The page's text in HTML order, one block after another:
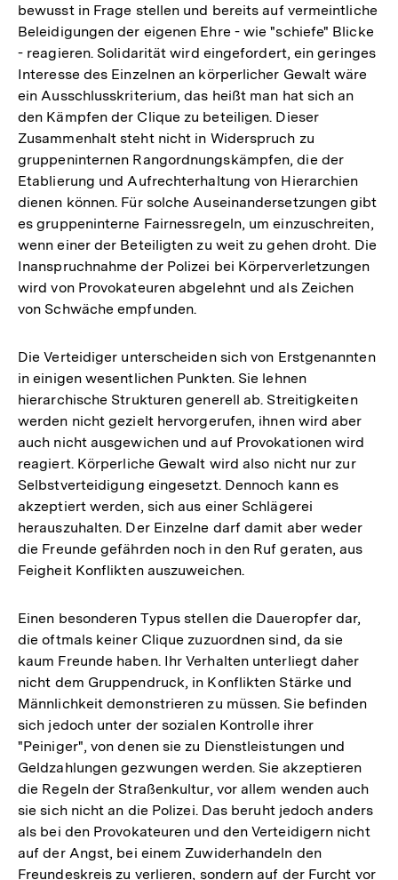
bewusst in Frage stellen und bereits auf vermeintliche
Beleidigungen der eigenen Ehre - wie "schiefe" Blicke
- reagieren. Solidarität wird eingefordert, ein geringes
Interesse des Einzelnen an körperlicher Gewalt wäre
ein Ausschlusskriterium, das heißt man hat sich an
den Kämpfen der Clique zu beteiligen. Dieser
Zusammenhalt steht nicht in Widerspruch zu
gruppeninternen Rangordnungskämpfen, die der
Etablierung und Aufrechterhaltung von Hierarchien
dienen können. Für solche Auseinandersetzungen gibt
es gruppeninterne Fairnessregeln, um einzuschreiten,
wenn einer der Beteiligten zu weit zu gehen droht. Die
Inanspruchnahme der Polizei bei Körperverletzungen
wird von Provokateuren abgelehnt und als Zeichen
von Schwäche empfunden.
Die Verteidiger unterscheiden sich von Erstgenannten
in einigen wesentlichen Punkten. Sie lehnen
hierarchische Strukturen generell ab. Streitigkeiten
werden nicht gezielt hervorgerufen, ihnen wird aber
auch nicht ausgewichen und auf Provokationen wird
reagiert. Körperliche Gewalt wird also nicht nur zur
Selbstverteidigung eingesetzt. Dennoch kann es
akzeptiert werden, sich aus einer Schlägerei
herauszuhalten. Der Einzelne darf damit aber weder
die Freunde gefährden noch in den Ruf geraten, aus
Feigheit Konflikten auszuweichen.
Einen besonderen Typus stellen die Daueropfer dar,
die oftmals keiner Clique zuzuordnen sind, da sie
kaum Freunde haben. Ihr Verhalten unterliegt daher
nicht dem Gruppendruck, in Konflikten Stärke und
Männlichkeit demonstrieren zu müssen. Sie befinden
sich jedoch unter der sozialen Kontrolle ihrer
"Peiniger", von denen sie zu Dienstleistungen und
Geldzahlungen gezwungen werden. Sie akzeptieren
die Regeln der Straßenkultur, vor allem wenden auch
sie sich nicht an die Polizei. Das beruht jedoch anders
als bei den Provokateuren und den Verteidigern nicht
auf der Angst, bei einem Zuwiderhandeln den
Freundeskreis zu verlieren, sondern auf der Furcht vor